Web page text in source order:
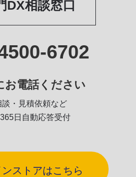
DX相談窓口
6702
お電話ください
談・見積依頼など
日自動応答受付
ストアはこちら